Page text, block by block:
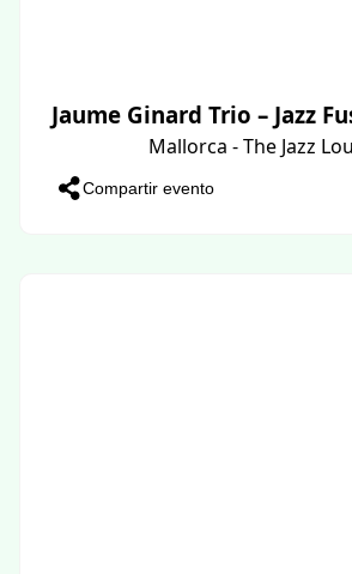
Jaume Ginard Trio – Jazz
Mallorca - The Jazz
Compartir evento